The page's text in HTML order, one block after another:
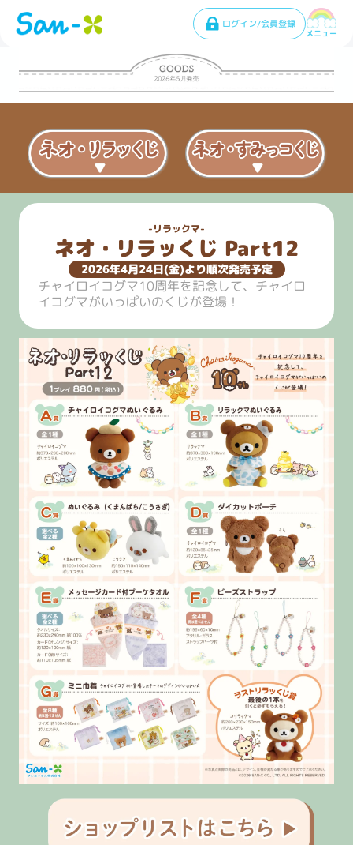
ログイン/会員登録
メニュー
リラックマ
ネオ・リラッくじ Part12
2026年4月24日(金)より順次発売予定
チャイロイコグマ10周年を記念して、チャイロ
イコグマがいっぱいのくじが登場！